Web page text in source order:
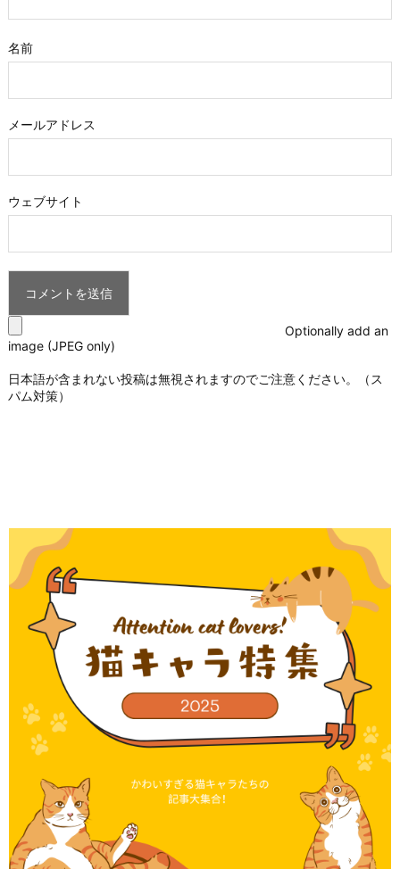
名前
メールアドレス
ウェブサイト
Optionally add an
image (JPEG only)
日本語が含まれない投稿は無視されますのでご注意ください。（ス
パム対策）